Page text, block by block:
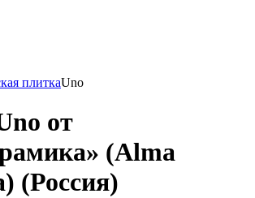
плиткаUno
от
(Alma
(Россия)